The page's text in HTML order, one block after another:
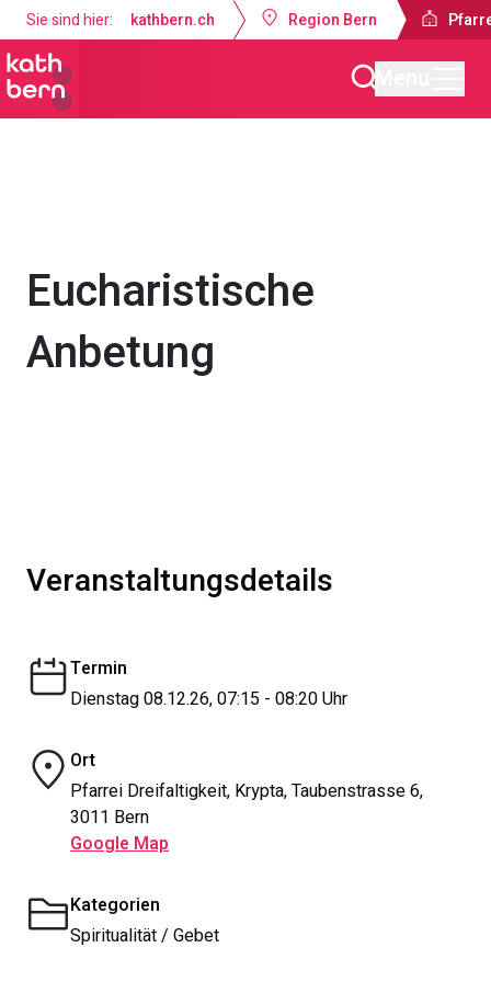
Sie sind hier: kathbern.ch Region Bern
Eucharistische
Anbetung
Veranstaltungsdetails
Termin
Dienstag 08.12.26, 07:15 - 08:20 Uhr
Ort
Pfarrei Dreifaltigkeit, Krypta, Taubenstrasse 6,
3011 Bern
Google Map
Kategorien
Spiritualität / Gebet